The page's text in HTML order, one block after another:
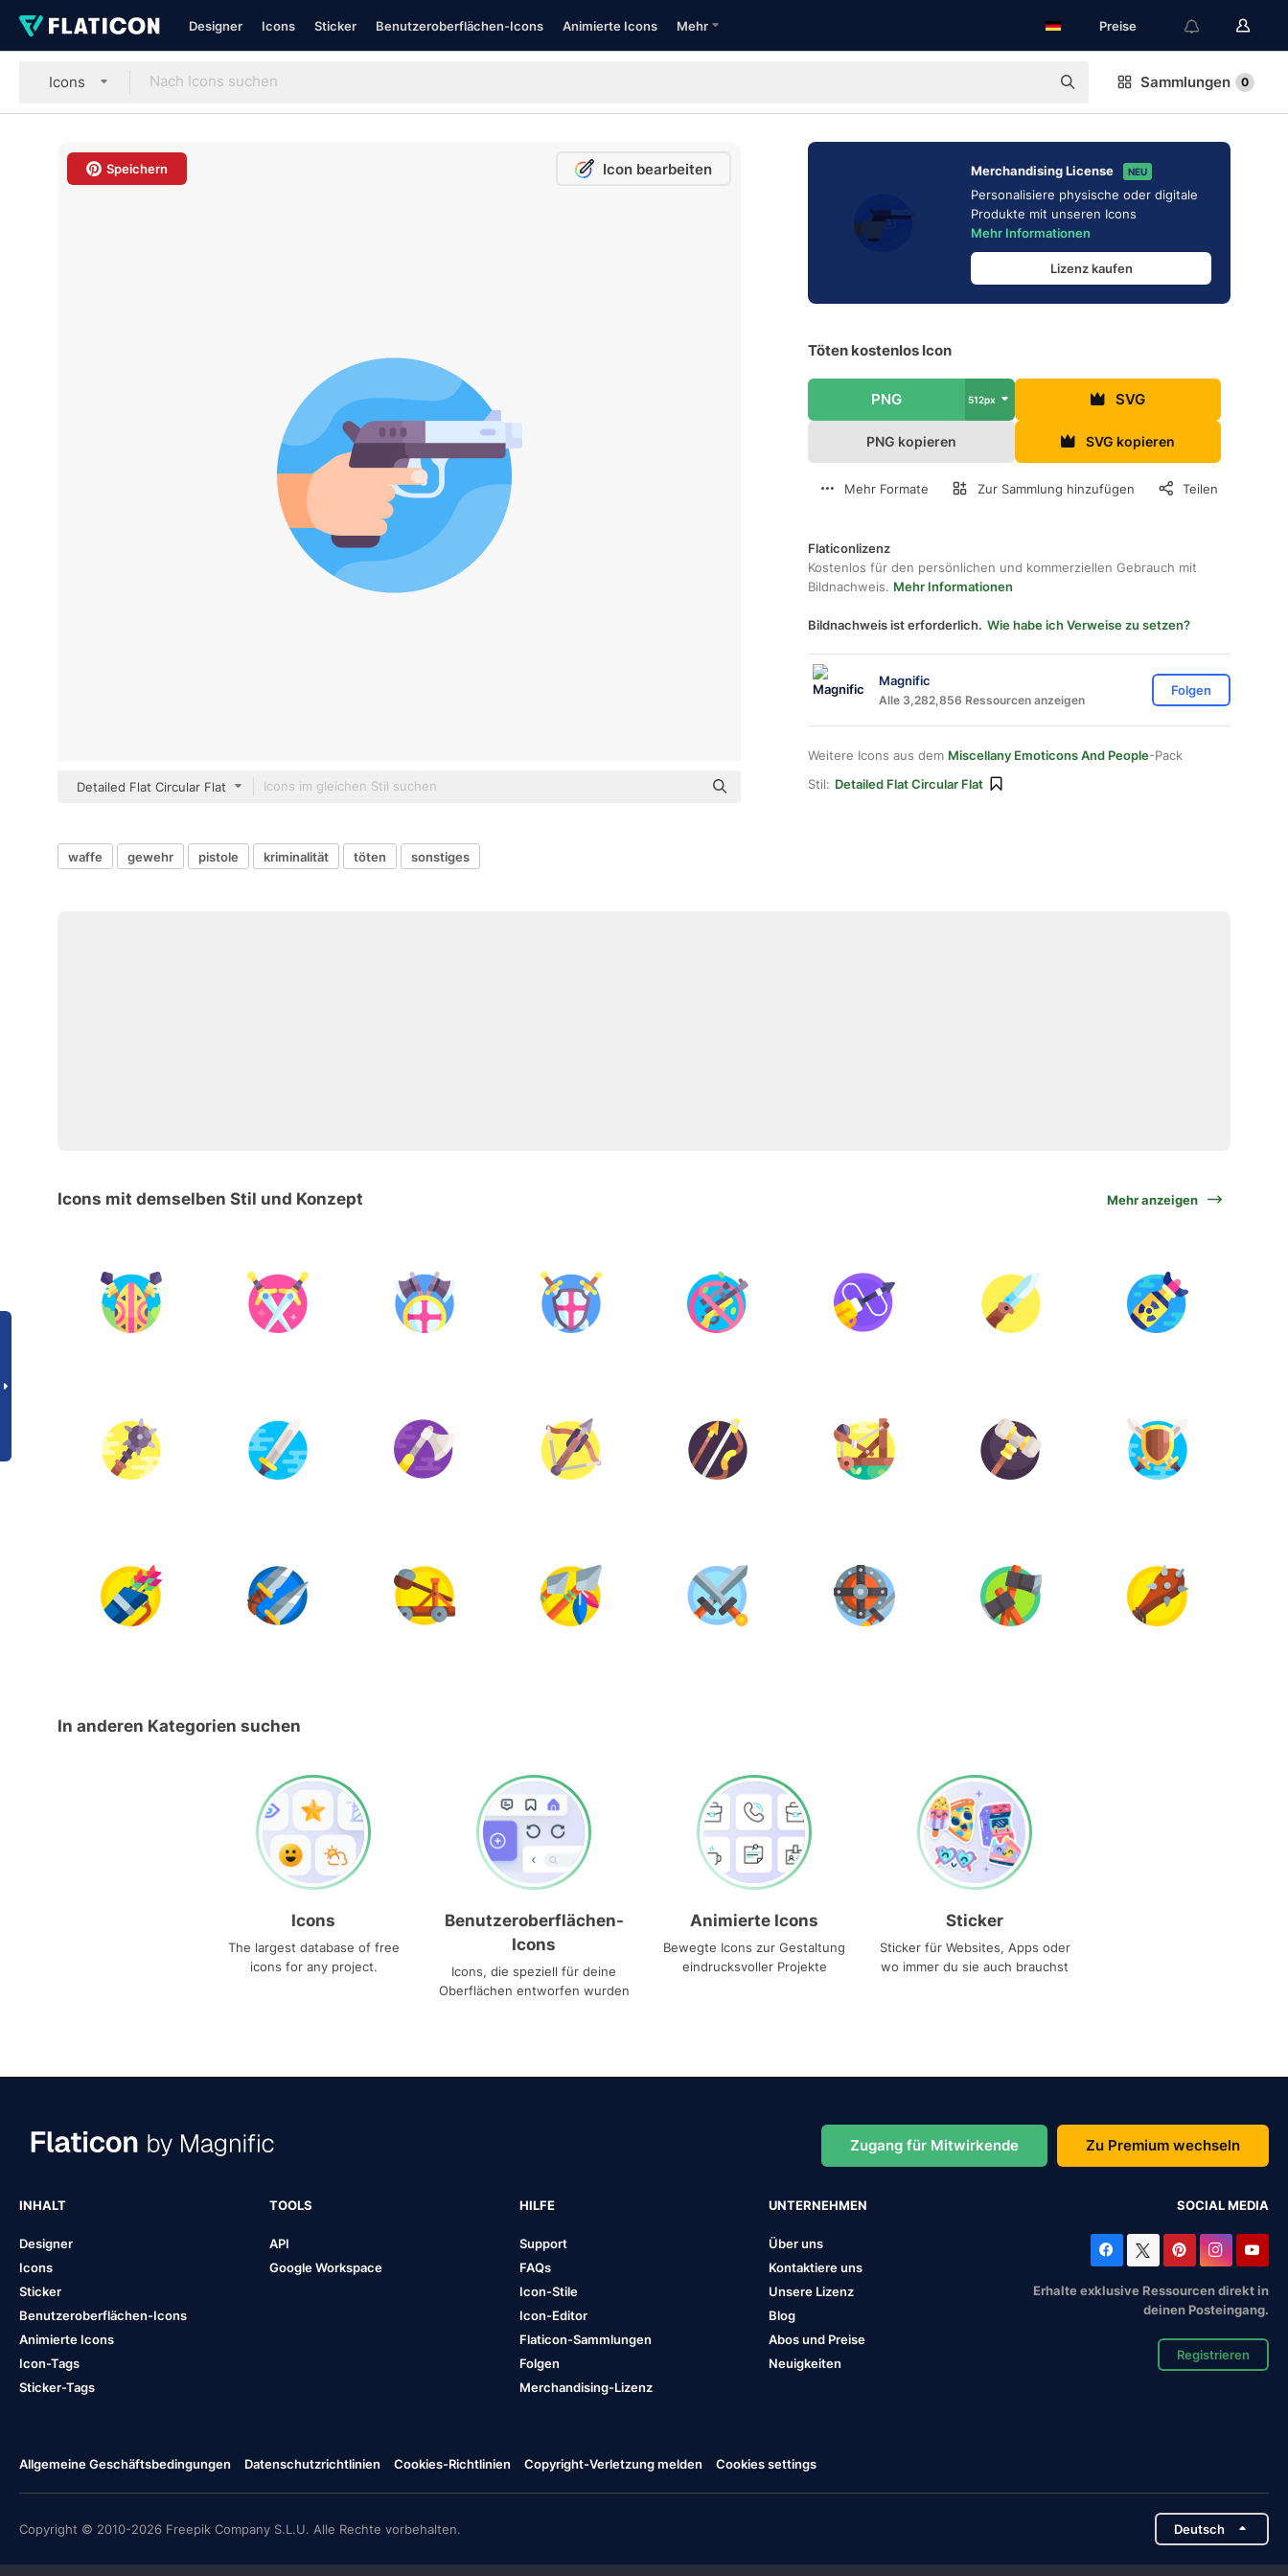
Designer Icons Sticker Benutzeroberflächen-Icons Animierte Icons Mehr Preise
Icons Sammlungen 0
Speichern Icon bearbeiten
Detailed Flat Circular Flat
Merchandising License NEU
Personalisiere physische oder digitale
Produkte mit unseren Icons
Mehr Informationen
Lizenz kaufen
Töten kostenlos Icon
PNG 512px SVG
PNG kopieren SVG kopieren
Mehr Formate Zur Sammlung hinzufügen Teilen
Flaticonlizenz
Kostenlos für den persönlichen und kommerziellen Gebrauch mit
Bildnachweis. Mehr Informationen
Bildnachweis ist erforderlich. Wie habe ich Verweise zu setzen?
Magnific
Alle 3,282,856 Ressourcen anzeigen
Folgen
Weitere Icons aus dem Miscellany Emoticons And People-Pack
Stil: Detailed Flat Circular Flat
waffe gewehr pistole kriminalität töten sonstiges
Icons mit demselben Stil und Konzept Mehr anzeigen
In anderen Kategorien suchen
Icons
The largest database of free
icons for any project.
Benutzeroberflächen-
Icons
Icons, die speziell für deine
Oberflächen entworfen wurden
Animierte Icons
Bewegte Icons zur Gestaltung
eindrucksvoller Projekte
Sticker
Sticker für Websites, Apps oder
wo immer du sie auch brauchst
Zugang für Mitwirkende Zu Premium wechseln
INHALT
Designer
Icons
Sticker
Benutzeroberflächen-Icons
Animierte Icons
Icon-Tags
Sticker-Tags
TOOLS
API
Google Workspace
HILFE
Support
FAQs
Icon-Stile
Icon-Editor
Flaticon-Sammlungen
Folgen
Merchandising-Lizenz
UNTERNEHMEN
Über uns
Kontaktiere uns
Unsere Lizenz
Blog
Abos und Preise
Neuigkeiten
SOCIAL MEDIA
Erhalte exklusive Ressourcen direkt in
deinen Posteingang.
Registrieren
Allgemeine Geschäftsbedingungen Datenschutzrichtlinien Cookies-Richtlinien Copyright-Verletzung melden Cookies settings
Copyright © 2010-2026 Freepik Company S.L.U. Alle Rechte vorbehalten. Deutsch